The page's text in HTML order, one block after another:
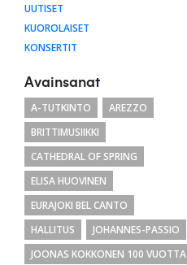
UUTISET
KUOROLAISET
KONSERTIT
Avainsanat
A-TUTKINTO
AREZZO
BRITTIMUSIIKKI
CATHEDRAL OF SPRING
ELISA HUOVINEN
EURAJOKI BEL CANTO
HALLITUS
JOHANNES-PASSIO
JOONAS KOKKONEN 100 VUOTTA